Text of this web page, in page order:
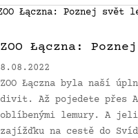
ZOO Łączna:
8.08.2022
ZOO Łączna byla naší
divit. Až pojedete přes
oblíbenými lemury. A
zajížďku na cestě do